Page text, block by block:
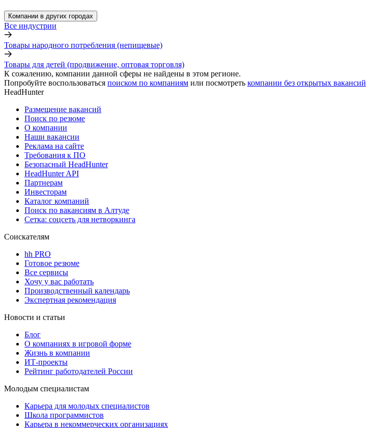
Компании в других городах
Все индустрии
Товары народного потребления (непищевые)
Товары для детей (продвижение, оптовая торговля)
К сожалению, компании данной сферы не найдены в этом регионе.
Попробуйте воспользоваться поиском по компаниям или посмотреть компании без открытых вакансий
HeadHunter
Размещение вакансий
Поиск по резюме
О компании
Наши вакансии
Реклама на сайте
Требования к ПО
Безопасный HeadHunter
HeadHunter API
Партнерам
Инвесторам
Каталог компаний
Поиск по вакансиям в Алтуде
Сетка: соцсеть для нетворкинга
Соискателям
hh PRO
Готовое резюме
Все сервисы
Хочу у вас работать
Производственный календарь
Экспертная рекомендация
Новости и статьи
Блог
О компаниях в игровой форме
Жизнь в компании
ИТ-проекты
Рейтинг работодателей России
Молодым специалистам
Карьера для молодых специалистов
Школа программистов
Карьера в некоммерческих организациях